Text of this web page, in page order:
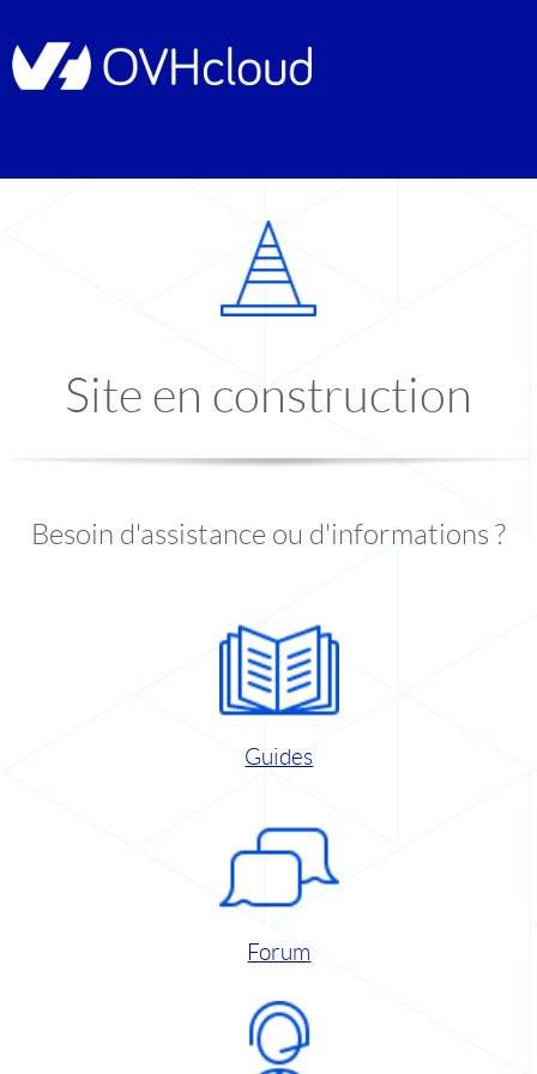
Site en construction
Besoin d'assistance ou d'informations ?
Guides
Forum